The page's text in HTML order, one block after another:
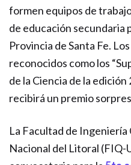
formen equipos de
de educación secundaria
Provincia de Santa Fe.
reconocidos como los
de la Ciencia de la
recibirá un premio
La Facultad de Ingeniería
Nacional del Litoral